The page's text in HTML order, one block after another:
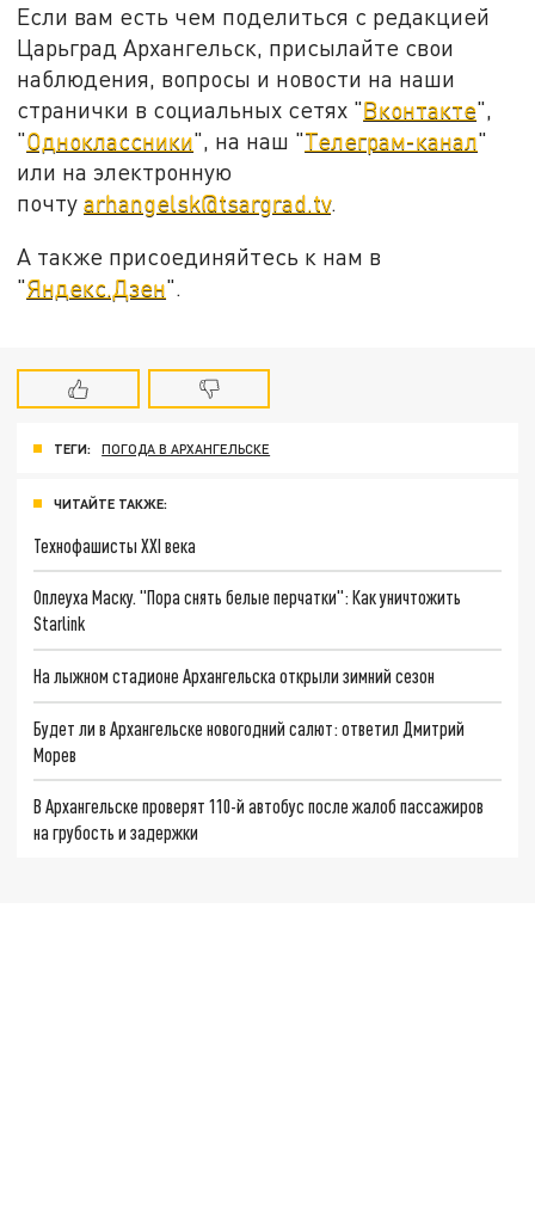
Если вам есть чем поделиться с редакцией
Царьград Архангельск, присылайте свои
наблюдения, вопросы и новости на наши
странички в социальных сетях "Вконтакте",
"Одноклассники", на наш "Телеграм-канал"
или на электронную
почтуarhangelsk@tsargrad.tv.
А также присоединяйтесь к нам в
"Яндекс.Дзен".
ТЕГИ: ПОГОДА В АРХАНГЕЛЬСКЕ
ЧИТАЙТЕ ТАКЖЕ:
Технофашисты XXI века
Оплеуха Маску. "Пора снять белые перчатки": Как уничтожить
Starlink
На лыжном стадионе Архангельска открыли зимний сезон
Будет ли в Архангельске новогодний салют: ответил Дмитрий
Морев
В Архангельске проверят 110-й автобус после жалоб пассажиров
на грубость и задержки